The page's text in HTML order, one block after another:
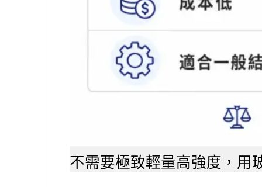
不需要極致輕量高強度，用